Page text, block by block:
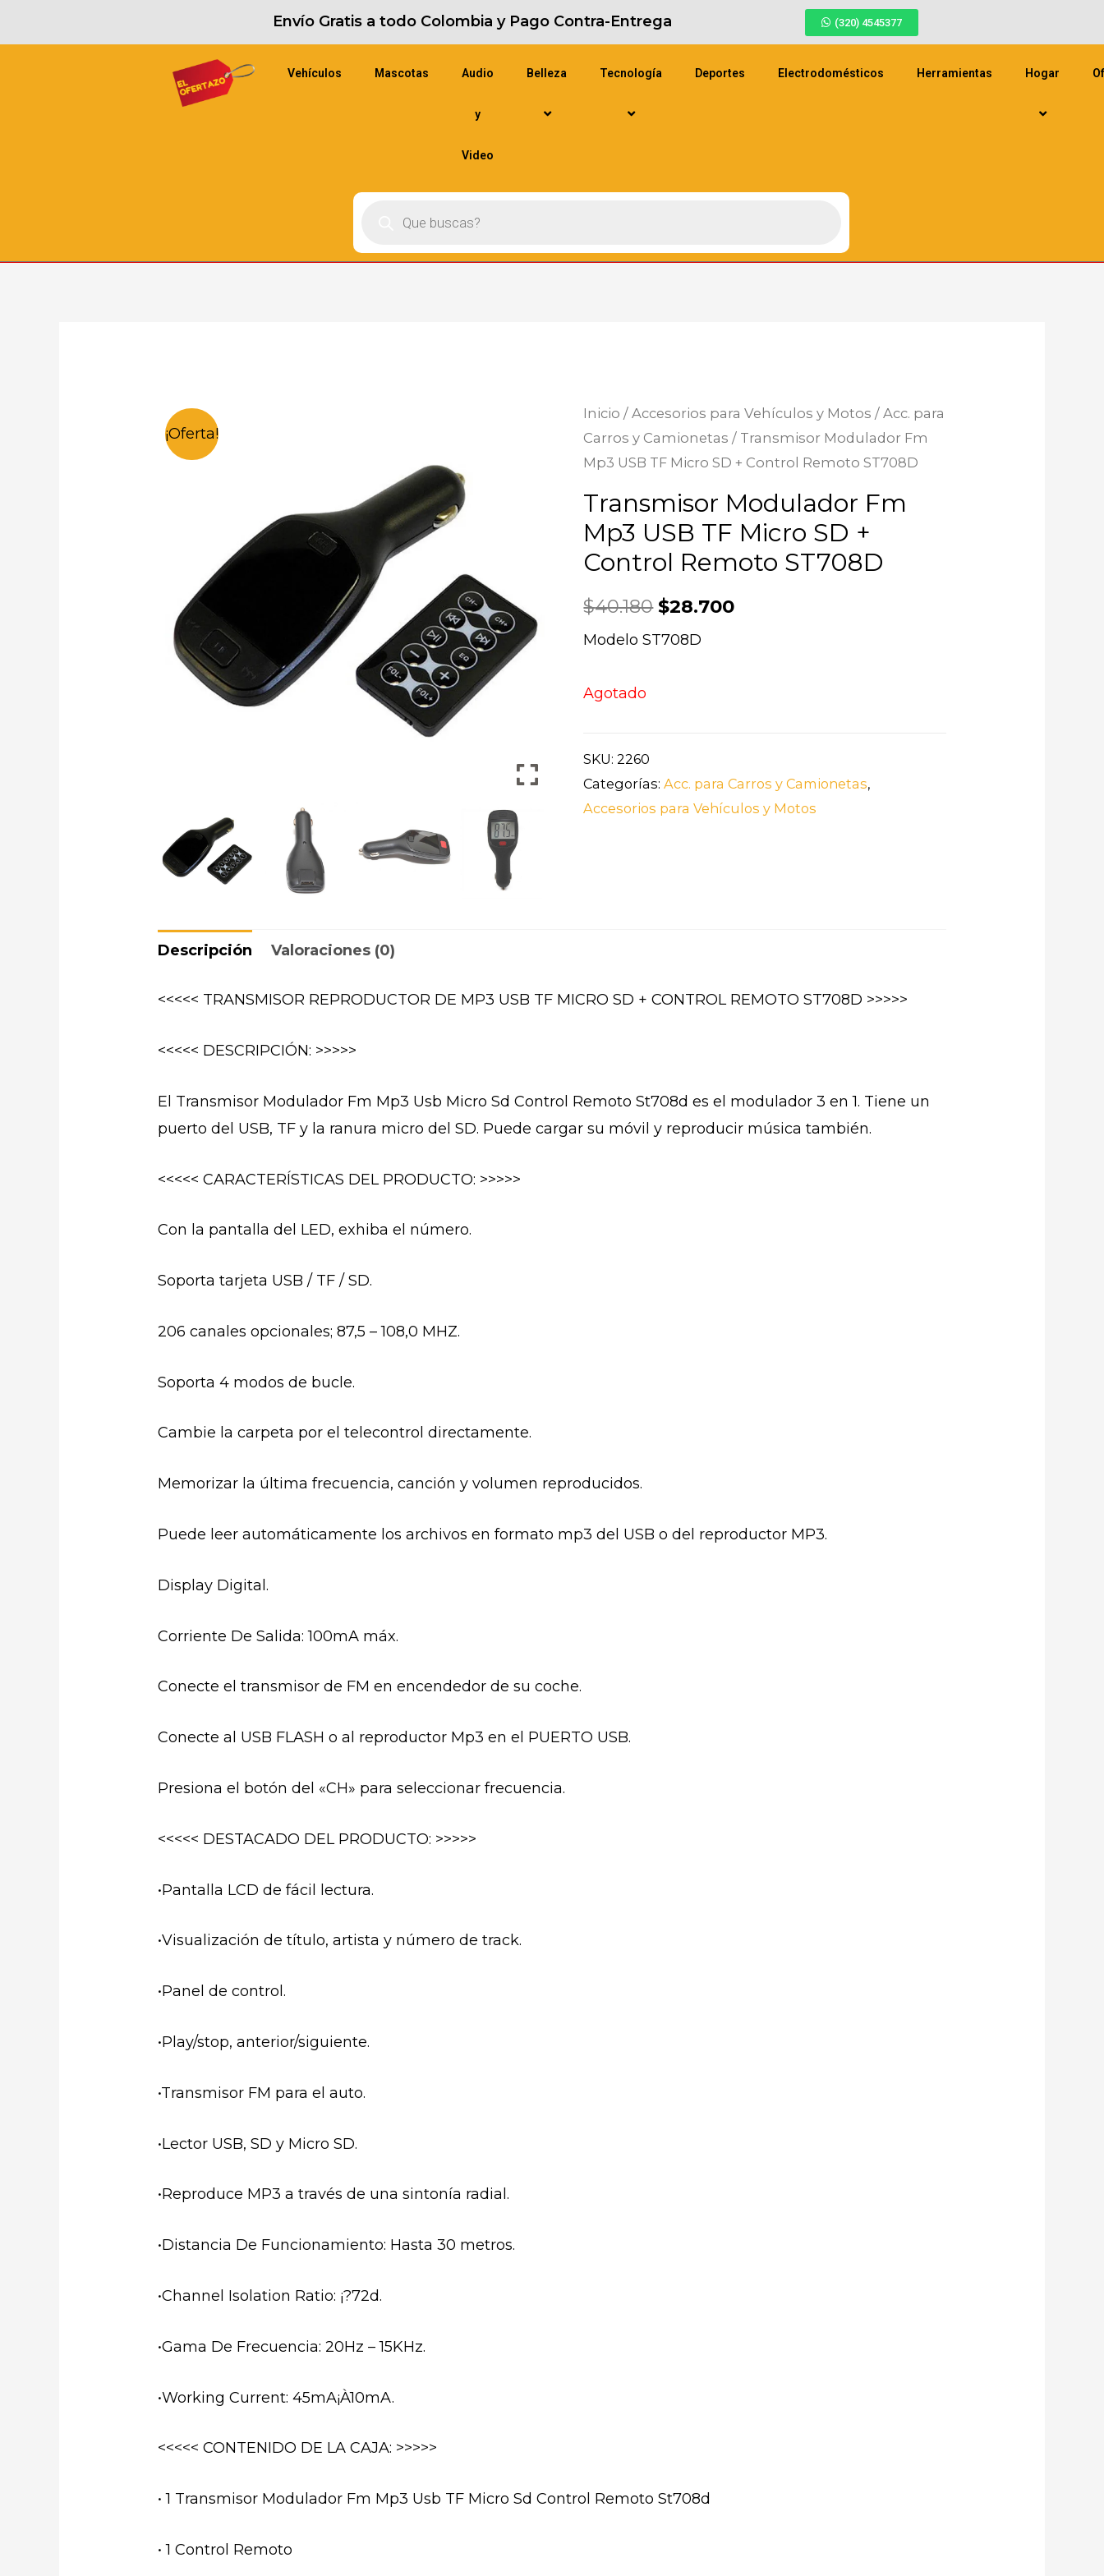
Envío Gratis a todo Colombia y Pago Contra-Entrega (320) 4545377
Vehículos Mascotas Audio
y
Video
Belleza Tecnología Deportes Electrodomésticos Herramientas Hogar
¡Oferta!
Inicio /Accesorios para Vehículos y Motos /Acc. para
Carros y Camionetas / Transmisor Modulador Fm
Mp3 USB TF Micro SD + Control Remoto ST708D
Transmisor Modulador Fm
Mp3 USB TF Micro SD +
Control Remoto ST708D
$40.180 $28.700
Modelo ST708D
Agotado
SKU:2260
Categorías:Acc. para Carros y Camionetas,
Accesorios para Vehículos y Motos
Descripción Valoraciones (0)
<<<<< TRANSMISOR REPRODUCTOR DE MP3 USB TF MICRO SD + CONTROL REMOTO ST708D >>>>>
<<<<< DESCRIPCIÓN: >>>>>
El Transmisor Modulador Fm Mp3 Usb Micro Sd Control Remoto St708d es el modulador 3 en 1. Tiene un
puerto del USB, TF y la ranura micro del SD. Puede cargar su móvil y reproducir música también.
<<<<< CARACTERÍSTICAS DEL PRODUCTO: >>>>>
Con la pantalla del LED, exhiba el número.
Soporta tarjeta USB / TF / SD.
206 canales opcionales; 87,5 – 108,0 MHZ.
Soporta 4 modos de bucle.
Cambie la carpeta por el telecontrol directamente.
Memorizar la última frecuencia, canción y volumen reproducidos.
Puede leer automáticamente los archivos en formato mp3 del USB o del reproductor MP3.
Display Digital.
Corriente De Salida: 100mA máx.
Conecte el transmisor de FM en encendedor de su coche.
Conecte al USB FLASH o al reproductor Mp3 en el PUERTO USB.
Presiona el botón del «CH» para seleccionar frecuencia.
<<<<< DESTACADO DEL PRODUCTO: >>>>>
•Pantalla LCD de fácil lectura.
•Visualización de título, artista y número de track.
•Panel de control.
•Play/stop, anterior/siguiente.
•Transmisor FM para el auto.
•Lector USB, SD y Micro SD.
•Reproduce MP3 a través de una sintonía radial.
•Distancia De Funcionamiento: Hasta 30 metros.
•Channel Isolation Ratio: ¡?72d.
•Gama De Frecuencia: 20Hz – 15KHz.
•Working Current: 45mA¡À10mA.
<<<<< CONTENIDO DE LA CAJA: >>>>>
• 1 Transmisor Modulador Fm Mp3 Usb TF Micro Sd Control Remoto St708d
• 1 Control Remoto